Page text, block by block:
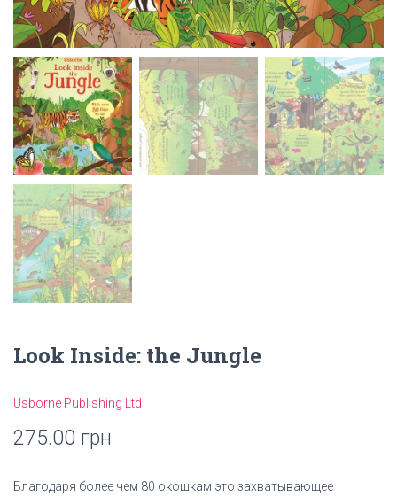
Look Inside: the Jungle
Usborne Publishing Ltd
275.00 грн
Благодаря более чем 80 окошкам это захватывающее